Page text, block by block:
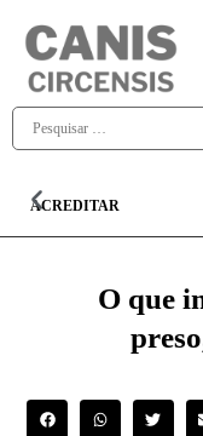
ACREDITAR
O que